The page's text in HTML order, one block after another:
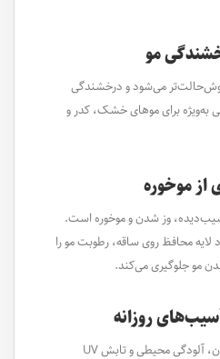
خوش‌حالت‌تر می‌شود و درخشندگی
به‌ویژه برای موهای خشک، کدر و
وز شدن و موخوره است.
لایه محافظ روی ساقه، رطوبت مو را
مو جلوگیری می‌کند.
حرارت سشوار، اتو، برس کشیدن، آلودگی محیطی و تابش UV